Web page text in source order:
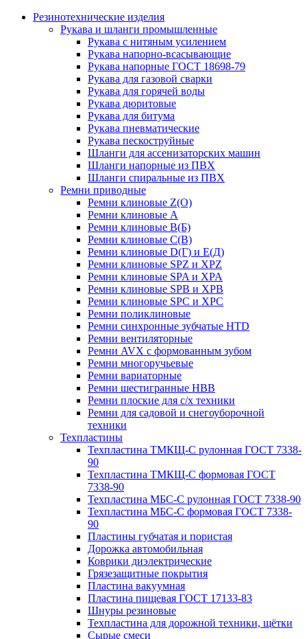
Резинотехнические изделия
Рукава и шланги промышленные
Рукава с нитяным усилением
Рукава напорно-всасывающие
Рукава напорные ГОСТ 18698-79
Рукава для газовой сварки
Рукава для горячей воды
Рукава дюритовые
Рукава для битума
Рукава пневматические
Рукава пескоструйные
Шланги для ассенизаторских машин
Шланги напорные из ПВХ
Шланги спиральные из ПВХ
Ремни приводные
Ремни клиновые Z(О)
Ремни клиновые А
Ремни клиновые В(Б)
Ремни клиновые С(В)
Ремни клиновые D(Г) и Е(Д)
Ремни клиновые SPZ и XPZ
Ремни клиновые SPA и XPA
Ремни клиновые SPB и XPB
Ремни клиновые SPC и XPC
Ремни поликлиновые
Ремни синхронные зубчатые HTD
Ремни вентиляторные
Ремни AVX с формованным зубом
Ремни многоручьевые
Ремни вариаторные
Ремни шестигранные HBB
Ремни плоские для с/х техники
Ремни для садовой и снегоуборочной
техники
Техпластины
Техпластина ТМКЩ-С рулонная ГОСТ 7338-
90
Техпластина ТМКЩ-С формовая ГОСТ
7338-90
Техпластина МБС-С рулонная ГОСТ 7338-90
Техпластина МБС-С формовая ГОСТ 7338-
90
Пластины губчатая и пористая
Дорожка автомобильная
Коврики диэлектрические
Грязезащитные покрытия
Пластина вакуумная
Пластина пищевая ГОСТ 17133-83
Шнуры резиновые
Техпластина для дорожной техники, щётки
Сырые смеси